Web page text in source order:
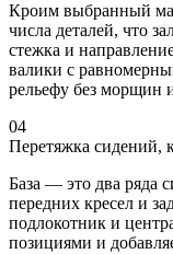
Кроим выбранный
числа деталей, что
стежка и
валики с
рельефу без морщин
04
Перетяжка сидений,
База — это два ряда
передних кресел и
подлокотник и
позициями и